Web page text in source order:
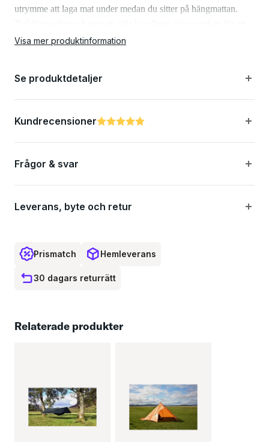
utrymme att laga mat under medan du sitter på hängmattan.
skydda mot vind och regn.
Specifikationer:
Längd: 3,6 meter
Bredd: 2.8 meter
Vikt: 350 gram
Visa mer produktinformation
Se produktdetaljer
KundrecensionerBetyg:
5.0 utav 5 stjärnor
Frågor & svar
Leverans, byte och retur
Prismatch Hemleverans
30 dagars returrätt
Relaterade produkter